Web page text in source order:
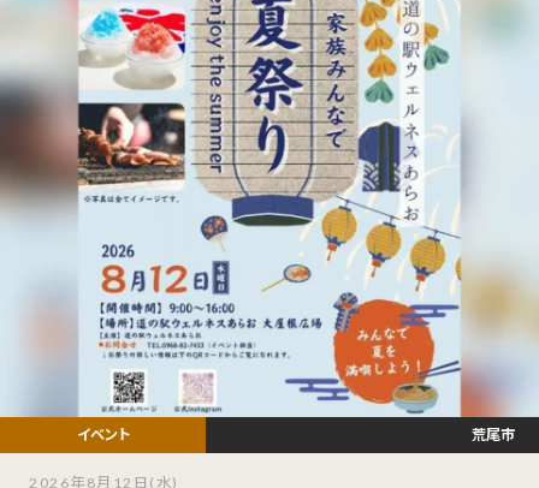
荒尾市
2026年8月12日(水)